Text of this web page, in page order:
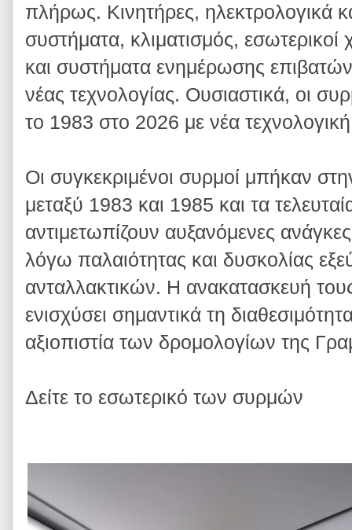
πλήρως. Κινητήρες, ηλεκτρολογικά
συστήματα, κλιματισμός,
και συστήματα ενημέρωσης επιβατών
νέας τεχνολογίας. Ουσιαστικά, οι
το 1983 στο 2026 με νέα
Οι συγκεκριμένοι συρμοί μπήκαν
μεταξύ 1983 και 1985 και τα
αντιμετωπίζουν αυξανόμενες
λόγω παλαιότητας και δυσκολίας
ανταλλακτικών. Η ανακατασκευή
ενισχύσει σημαντικά τη
αξιοπιστία των δρομολογίων της
Δείτε το εσωτερικό των συρμών